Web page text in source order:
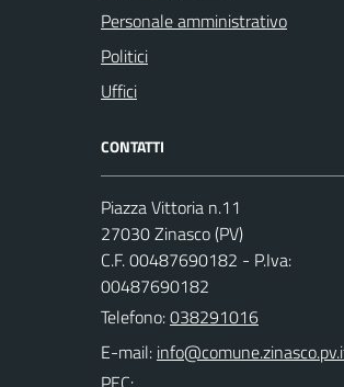
Personale amministrativo
Politici
Uffici
CONTATTI
Piazza Vittoria n.11
27030 Zinasco (PV)
C.F. 00487690182 - P.Iva:
00487690182
Telefono:038291016
E-mail: